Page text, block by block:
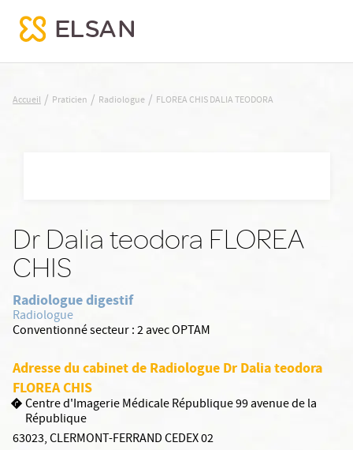
FLOREA CHIS DALIA TEODORA
Accueil / Praticien / Radiologue / FLOREA CHIS DALIA TEODORA
Dr Dalia teodora FLOREA
CHIS
Radiologue digestif
Radiologue
Conventionné secteur :2 avec OPTAM
Adresse du cabinet de Radiologue Dr Dalia teodora
FLOREA CHIS
Centre d'Imagerie Médicale République 99 avenue de la
République
63023,CLERMONT-FERRAND CEDEX 02